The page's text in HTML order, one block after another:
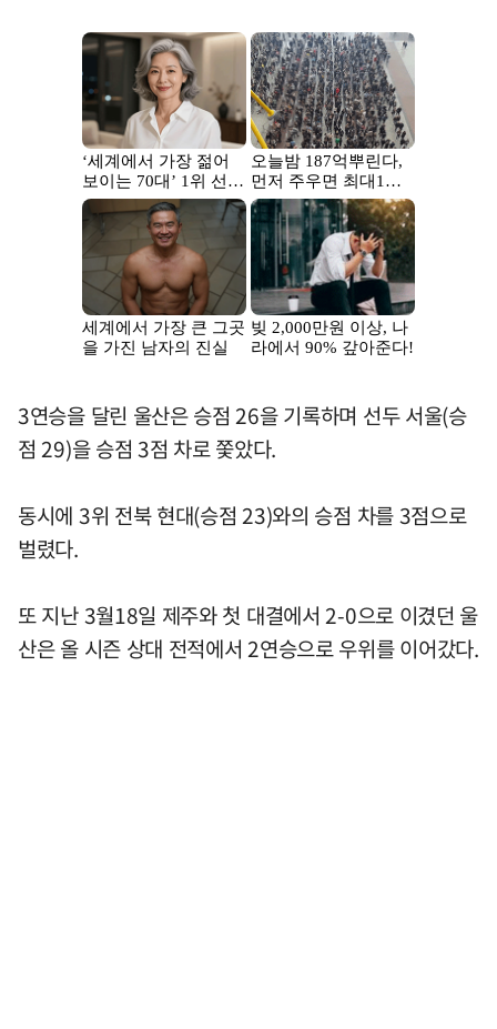
3연승을 달린 울산은 승점 26을 기록하며 선두 서울(승
점 29)을 승점 3점 차로 쫓았다.
동시에 3위 전북 현대(승점 23)와의 승점 차를 3점으로
벌렸다.
또 지난 3월18일 제주와 첫 대결에서 2-0으로 이겼던 울
산은 올 시즌 상대 전적에서 2연승으로 우위를 이어갔다.